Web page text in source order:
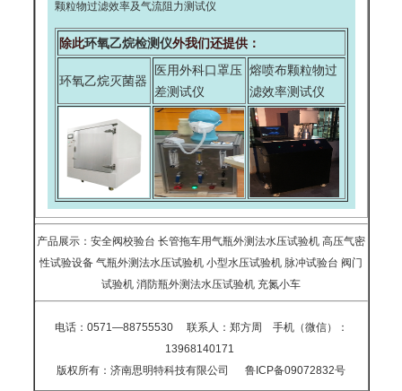
颗粒物过滤效率及气流阻力测试仪
除此环氧乙烷检测仪外我们还提供：
环氧乙烷灭菌器
医用外科口罩压
差测试仪
熔喷布颗粒物过
滤效率测试仪
产品展示： 安全阀校验台 长管拖车用气瓶外测法水压试验机 高压气密
性试验设备 气瓶外测法水压试验机 小型水压试验机 脉冲试验台 阀门
试验机 消防瓶外测法水压试验机 充氮小车
电话：0571—88755530 联系人： 郑方周 手机（微信）：
13968140171
版权所有： 济南思明特科技有限公司 鲁ICP备09072832号